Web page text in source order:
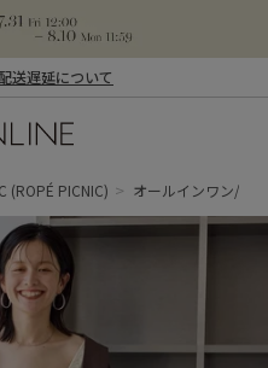
送遅延について
(ROPÉ PICNIC) オールインワン/サ